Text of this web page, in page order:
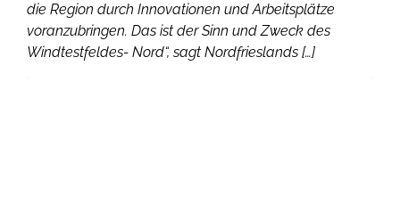
die Region durch Innovationen und Arbeitsplätze
voranzubringen. Das ist der Sinn und Zweck des
Windtestfeldes- Nord“, sagt Nordfrieslands […]